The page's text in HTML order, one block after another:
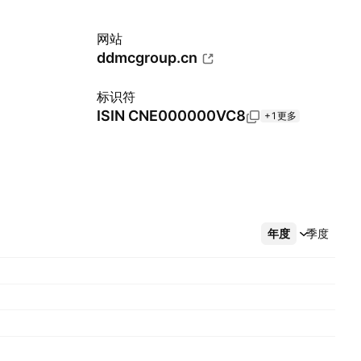
网站
ddmcgroup.cn
标识符
ISIN CNE000000VC8 +1更多
年度 季度
更多